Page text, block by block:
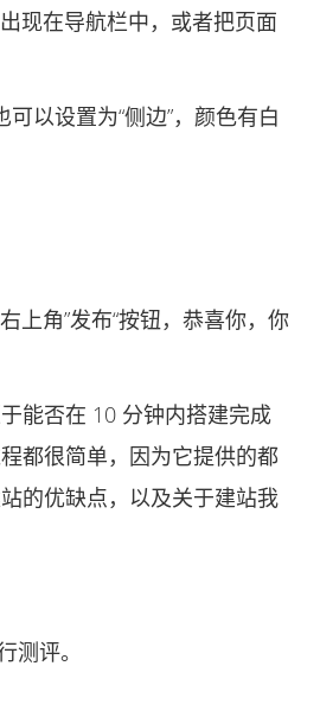
现在导航栏中，或者把页面
以设置为“侧边”，颜色有白
角”发布“按钮，恭喜你，你
能否在 10 分钟内搭建完成
都很简单，因为它提供的都
的优缺点，以及关于建站我
评。